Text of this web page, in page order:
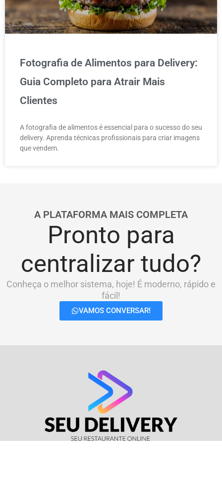
Fotografia de Alimentos para Delivery:
Guia Completo para Atrair Mais
Clientes
A fotografia de alimentos é essencial para o sucesso do seu
delivery. Aprenda técnicas profissionais para criar imagens
que vendem.
A PLATAFORMA MAIS COMPLETA
Pronto para
centralizar tudo?
Conheça o melhor sistema, hoje! É moderno, rápido e
fácil!
VAMOS CONVERSAR!